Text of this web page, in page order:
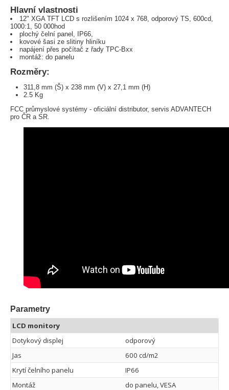
Hlavní vlastnosti
12" XGA TFT LCD s rozlišením 1024 x 768, odporový TS, 600cd,
1000:1, 50 000hod
plochý čelní panel, IP66,
kovové šasi ze slitiny hliníku
napájení přes počítač z řady TPC-Bxx
montáž: do panelu
Rozměry:
311,8 mm (Š) x 238 mm (V) x 27,1 mm (H)
2.5 Kg
FCC průmyslové systémy - oficiální distributor, servis ADVANTECH
pro ČR a SR.
Parametry
LCD monitory
Dotykový displej
odporový
Jas
600 cd/m2
Krytí čelního panelu
IP66
Montáž
do panelu, VESA